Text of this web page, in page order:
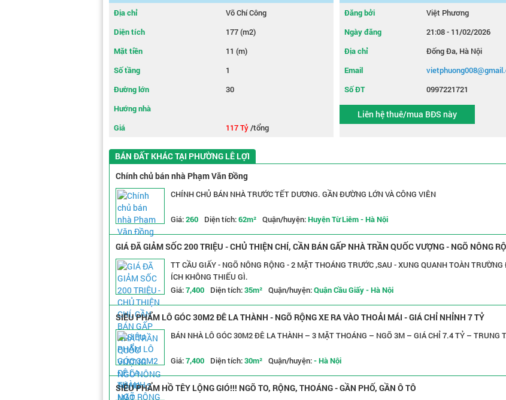
Địa chỉ
Võ Chí Công
Diện tích
177 (m2)
Mặt tiền
11 (m)
Số tầng
1
Đường lớn
30
Hướng nhà
Giá
117 Tỷ/tổng
Đăng bởi
Việt Phương
Ngày đăng
21:08 - 11/02/2026
Địa chỉ
Đống Đa, Hà Nội
Email
Số ĐT
0997221721
Liên hệ thuê/mua BĐS này
BÁN ĐẤT KHÁC TẠI PHƯỜNG LÊ LỢI
Chính chủ bán nhà Phạm Văn Đồng
CHÍNH CHỦ BÁN NHÀ TRƯỚC TẾT DƯƠNG. GẦN ĐƯỜNG LỚN VÀ CÔNG VIÊN
Giá:260 Diện tích:62m² Quận/huyện:Huyện Từ Liêm - Hà Nội
GIÁ ĐÃ GIẢM SỐC 200 TRIỆU - CHỦ THIỆN CHÍ, CẦN BÁN GẤP NHÀ TRẦN QUỐC VƯỢNG - NGÕ NÔNG
THOÁNG
TT CẦU GIẤY - NGÕ NÔNG RỘNG - 2 MẶT THOÁNG TRƯỚC ,SAU - XUNG QUANH TOÀN
ÍCH KHÔNG THIẾU GÌ.
Giá:7,400 Diện tích:35m² Quận/huyện:Quận Cầu Giấy - Hà Nội
SIÊU PHẨM LÔ GÓC 30M2 ĐÊ LA THÀNH - NGÕ RỘNG XE RA VÀO THOẢI MÁI - GIÁ CHỈ NHỈNH 7 TỶ
BÁN NHÀ LÔ GÓC 30M2 ĐÊ LA THÀNH – 3 MẶT THOÁNG – NGÕ 3M – GIÁ CHỈ 7.4 TỶ – TRUNG
Giá:7,400 Diện tích:30m² Quận/huyện:- Hà Nội
SIÊU PHẨM HỒ TÊY LỘNG GIÓ!!! NGÕ TO, RỘNG, THOÁNG - GẦN PHỐ, GẦN Ô TÔ